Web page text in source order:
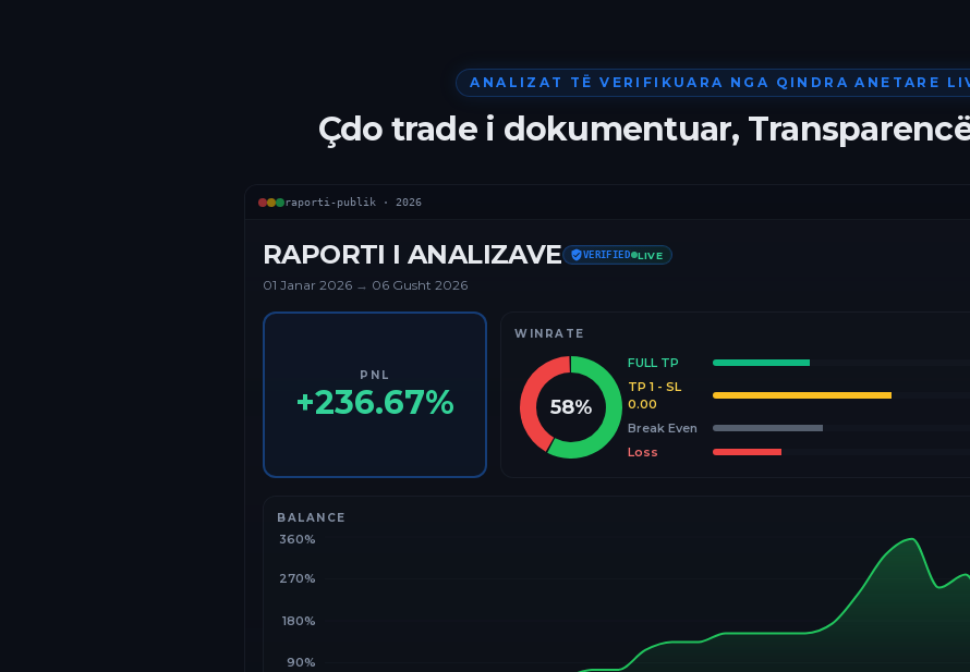
ANALIZAT TË VERIFIKUARA NGA QINDRA ANETARE
Çdo trade i dokumentuar,
raporti-publik · 2026
RAPORTI I ANALIZAVE VERIFIED LIVE
01 Janar 2026 → 06 Gusht 2026
PNL
+236.67%
WINRATE
58%
FULL TP
TP 1 - SL
0.00
Break Even
Loss
BALANCE
90%
180%
270%
360%